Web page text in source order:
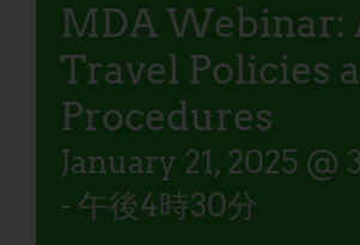
MDA Webinar:
Travel Policies
Procedures
January 21, 2025 @
- 午後4時30分